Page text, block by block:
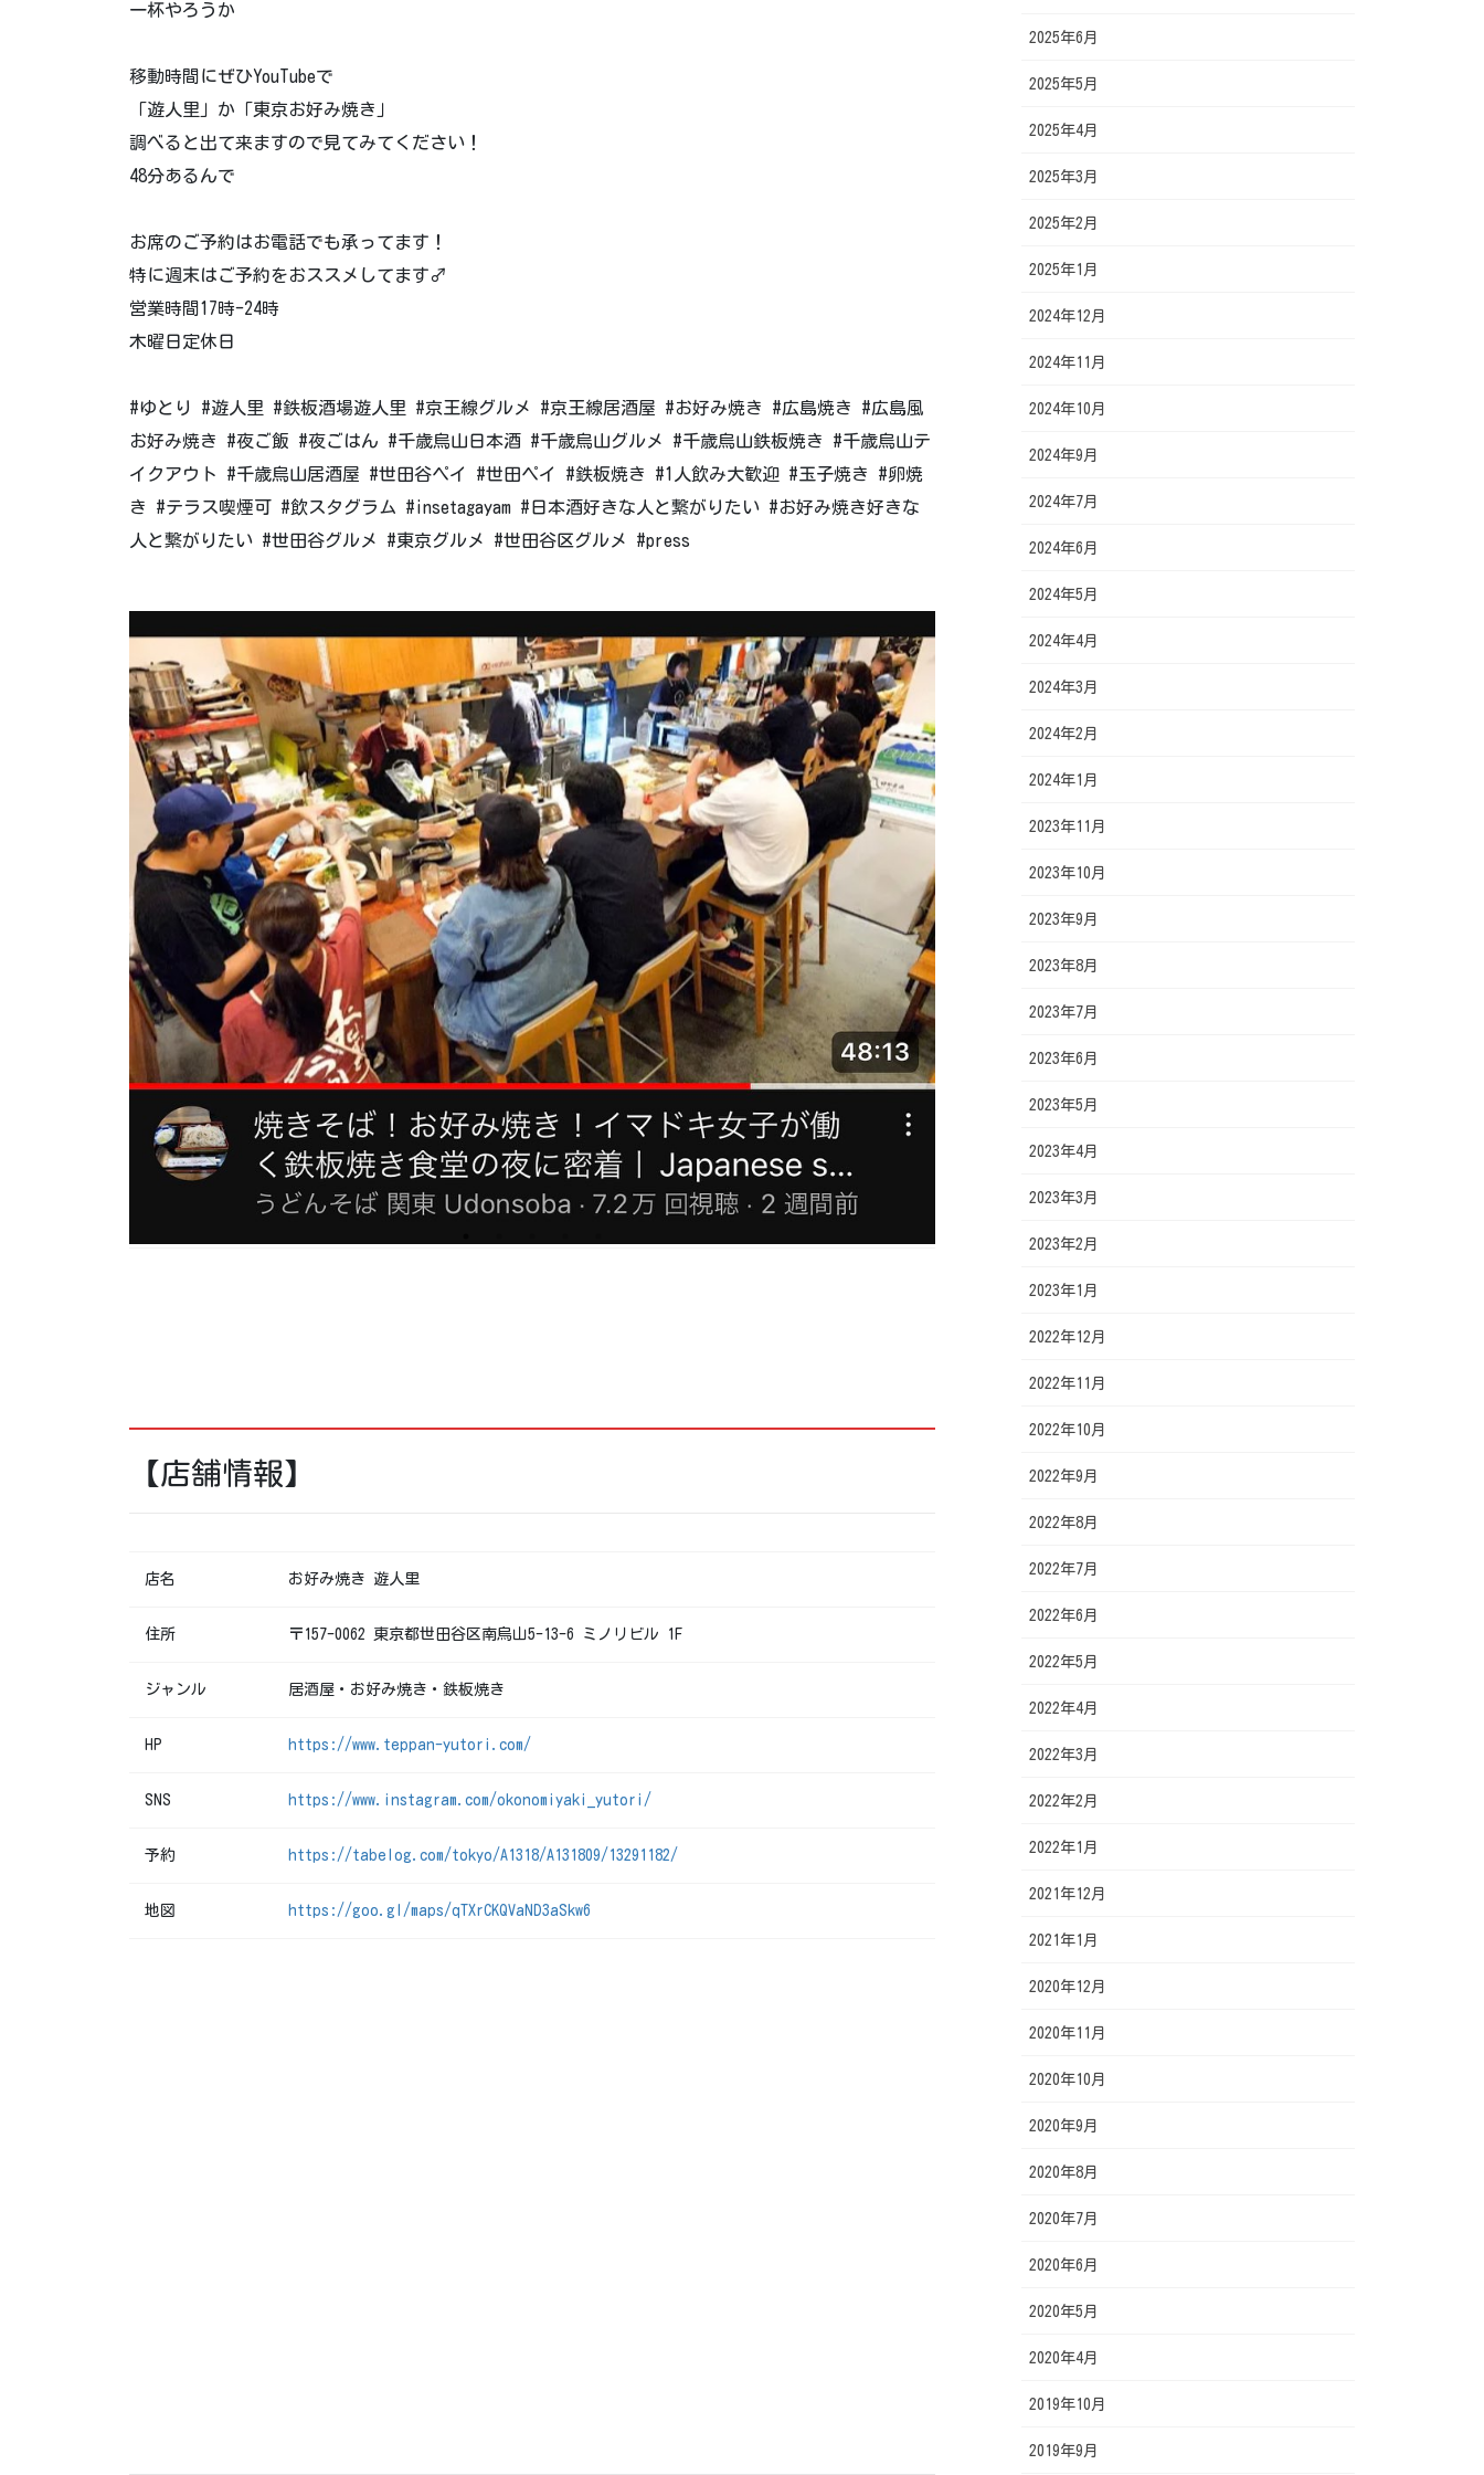
一杯やろうか
移動時間にぜひYouTubeで
「遊人里」か「東京お好み焼き」
調べると出て来ますので見てみてください！
48分あるんで
お席のご予約はお電話でも承ってます！
特に週末はご予約をおススメしてます‍♂️
営業時間17時-24時
木曜日定休日
#ゆとり #遊人里 #鉄板酒場遊人里 #京王線グルメ #京王線居酒屋 #お好み焼き #広島焼き #広島風
お好み焼き #夜ご飯 #夜ごはん #千歳烏山日本酒 #千歳烏山グルメ #千歳烏山鉄板焼き #千歳烏山テ
イクアウト #千歳烏山居酒屋 #世田谷ペイ #世田ペイ #鉄板焼き #1人飲み大歓迎 #玉子焼き #卵焼
き #テラス喫煙可 #飲スタグラム #insetagayam #日本酒好きな人と繋がりたい #お好み焼き好きな
人と繋がりたい #世田谷グルメ #東京グルメ #世田谷区グルメ #press
【店舗情報】
店名 お好み焼き 遊人里
住所 〒157-0062 東京都世田谷区南烏山5-13-6 ミノリビル 1F
ジャンル 居酒屋・お好み焼き・鉄板焼き
HP https://www.teppan-yutori.com/
SNS https://www.instagram.com/okonomiyaki_yutori/
予約 https://tabelog.com/tokyo/A1318/A131809/13291182/
地図 https://goo.gl/maps/qTXrCKQVaND3aSkw6
2025年6月
2025年5月
2025年4月
2025年3月
2025年2月
2025年1月
2024年12月
2024年11月
2024年10月
2024年9月
2024年7月
2024年6月
2024年5月
2024年4月
2024年3月
2024年2月
2024年1月
2023年11月
2023年10月
2023年9月
2023年8月
2023年7月
2023年6月
2023年5月
2023年4月
2023年3月
2023年2月
2023年1月
2022年12月
2022年11月
2022年10月
2022年9月
2022年8月
2022年7月
2022年6月
2022年5月
2022年4月
2022年3月
2022年2月
2022年1月
2021年12月
2021年1月
2020年12月
2020年11月
2020年10月
2020年9月
2020年8月
2020年7月
2020年6月
2020年5月
2020年4月
2019年10月
2019年9月